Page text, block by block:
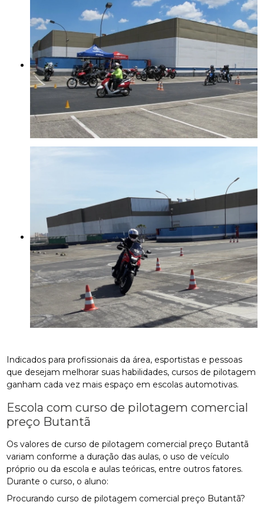
Indicados para profissionais da área, esportistas e pessoas
que desejam melhorar suas habilidades, cursos de pilotagem
ganham cada vez mais espaço em escolas automotivas.
Escola com curso de pilotagem comercial
preço Butantã
Os valores de curso de pilotagem comercial preço Butantã
variam conforme a duração das aulas, o uso de veículo
próprio ou da escola e aulas teóricas, entre outros fatores.
Durante o curso, o aluno:
Procurando curso de pilotagem comercial preço Butantã?